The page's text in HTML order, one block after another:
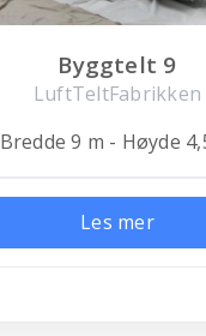
Byggtelt 9
LuftTeltFabrikken
Bredde 9 m - Høyde
Les mer